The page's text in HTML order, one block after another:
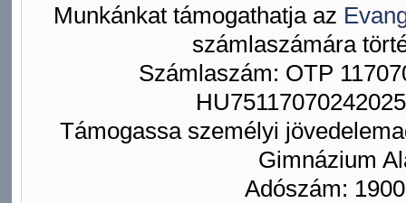
Munkánkat támogathatja az
számlaszámára
Számlaszám: OTP
Támogassa személyi
Gimnázium
Adószám: